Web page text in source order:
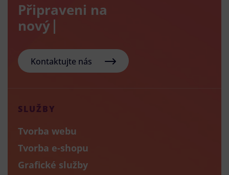
Připraveni na
nový e-sho
Kontaktujte nás
SLUŽBY
Tvorba webu
Tvorba e-shopu
Grafické služby